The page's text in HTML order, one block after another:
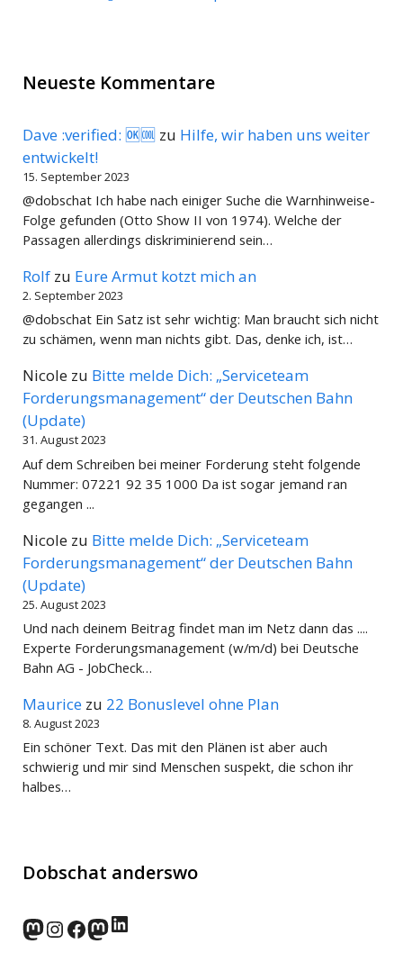
Neueste Kommentare
Dave :verified: 🆗🆒 zu Hilfe, wir haben uns weiter
entwickelt!
15. September 2023
@dobschat Ich habe nach einiger Suche die Warnhinweise-
Folge gefunden (Otto Show II von 1974). Welche der
Passagen allerdings diskriminierend sein…
Rolf zu Eure Armut kotzt mich an
2. September 2023
@dobschat Ein Satz ist sehr wichtig: Man braucht sich nicht
zu schämen, wenn man nichts gibt. Das, denke ich, ist…
Nicole zu Bitte melde Dich: „Serviceteam
Forderungsmanagement“ der Deutschen Bahn
(Update)
31. August 2023
Auf dem Schreiben bei meiner Forderung steht folgende
Nummer: 07221 92 35 1000 Da ist sogar jemand ran
gegangen ...
Nicole zu Bitte melde Dich: „Serviceteam
Forderungsmanagement“ der Deutschen Bahn
(Update)
25. August 2023
Und nach deinem Beitrag findet man im Netz dann das ....
Experte Forderungsmanagement (w/m/d) bei Deutsche
Bahn AG - JobCheck…
Maurice zu 22 Bonuslevel ohne Plan
8. August 2023
Ein schöner Text. Das mit den Plänen ist aber auch
schwierig und mir sind Menschen suspekt, die schon ihr
halbes…
Dobschat anderswo
norden.social
Instagram
Facebook
wp-punks.social
LinkedIn